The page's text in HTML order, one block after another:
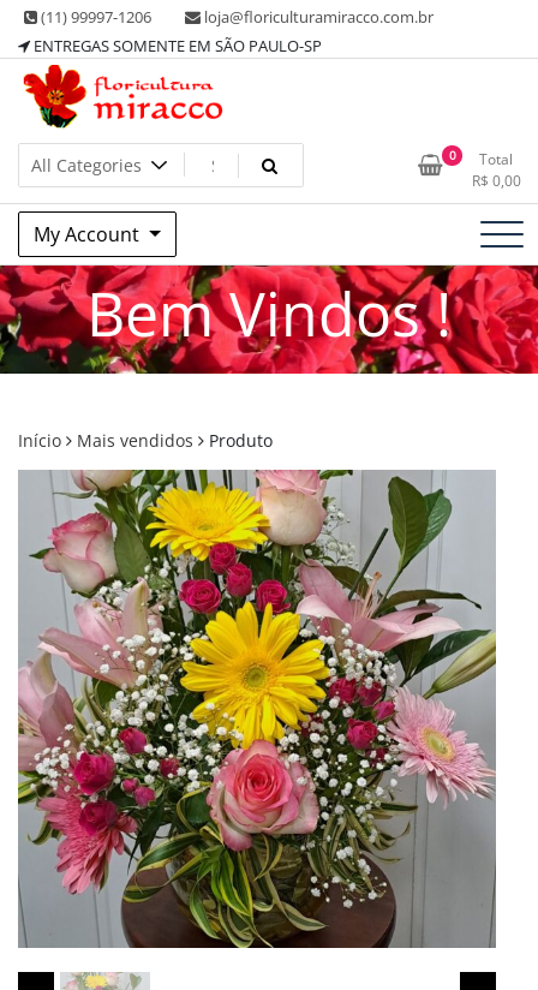
Skip
content
(11) 99997-1206
loja@floriculturamiracco.com.br
ENTREGAS SOMENTE EM SÃO PAULO-SP
0
Total
R$ 0,00
My Account
Bem Vindos !
Início Mais vendidos Produto